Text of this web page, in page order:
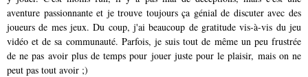
aventure passionnante et je trouve toujours ça génial de discuter avec des
joueurs de mes jeux. Du coup, j'ai beaucoup de gratitude vis-à-vis du jeu
vidéo et de sa communauté. Parfois, je suis tout de même un peu frustrée
de ne pas avoir plus de temps pour jouer juste pour le plaisir, mais on ne
peut pas tout avoir ;)